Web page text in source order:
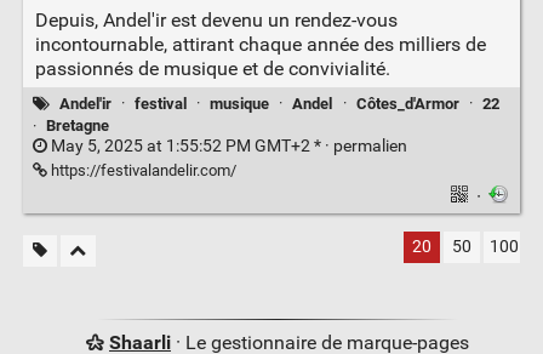
Depuis, Andel'ir est devenu un rendez-vous
incontournable, attirant chaque année des milliers de
passionnés de musique et de convivialité.
Andel'ir · festival · musique · Andel · Côtes_d'Armor · 22
· Bretagne
May 5, 2025 at 1:55:52 PM GMT+2 * · permalien
https://festivalandelir.com/
·
20 50 100
Shaarli· Le gestionnaire de marque-pages